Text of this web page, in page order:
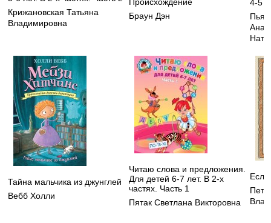
Крижановская Татьяна
Владимировна
Происхождение
Браун Дэн
4-5
Тайна мальчика из джунглей
Вебб Холли
Читаю слова и предложения.
Для детей 6-7 лет. В 2-х
частях. Часть 1
Пятак Светлана Викторовна
Если